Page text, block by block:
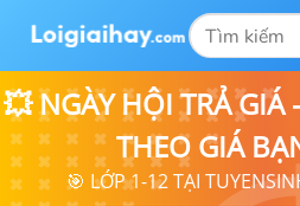
💥 NGÀY HỘI TRẢ
THEO GIÁ
🎯 LỚP 1-12 TẠI